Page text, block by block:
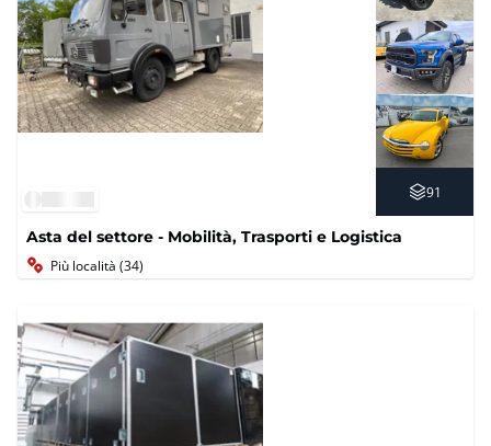
91
Asta del settore - Mobilità, Trasporti e Logistica
Più località (34)